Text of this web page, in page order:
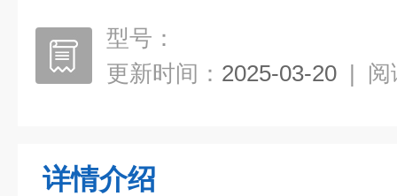
型号：
更新时间： 2025-03-20 | 阅
详情介绍